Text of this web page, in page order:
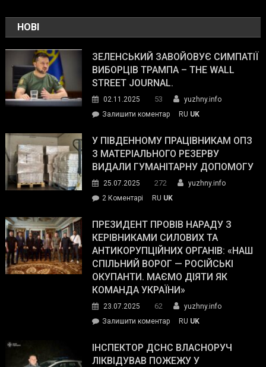
НОВІ
ЗЕЛЕНСЬКИЙ ЗАВОЙОВУЄ СИМПАТІЇ
ВИБОРЦІВ ТРАМПА – THE WALL
STREET JOURNAL.
02.11.2025 53
yuzhny.info
Залишити коментарon
завойовує
симпатії
виборців
The
Street
Journal.
RU UK
У ПІВДЕННОМУ ПРАЦІВНИКАМ ОПЗ
З МАТЕРІАЛЬНОГО РЕЗЕРВУ
ВИДАЛИ ГУМАНІТАРНУ ДОПОМОГУ
25.07.2025 272
yuzhny.info
2 Коментарі
Південному
працівникам
ОПЗ
з
матеріального
резерву
гуманітарну
допомогу
RU UK
ПРЕЗИДЕНТ ПРОВІВ НАРАДУ З
КЕРІВНИКАМИ СИЛОВИХ ТА
АНТИКОРУПЦІЙНИХ ОРГАНІВ: «НАШ
СПІЛЬНИЙ ВОРОГ — РОСІЙСЬКІ
ОКУПАНТИ. МАЄМО ДІЯТИ ЯК
КОМАНДА УКРАЇНИ»
23.07.2025 62
yuzhny.info
Залишити коментарon
провів
нараду
RU UK
ІНСПЕКТОР ДСНС ВЛАСНОРУЧ
ЛІКВІДУВАВ ПОЖЕЖУ У